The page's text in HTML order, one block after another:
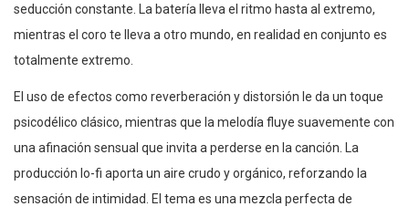
seducción constante. La batería lleva el ritmo hasta al extremo,
mientras el coro te lleva a otro mundo, en realidad en conjunto es
totalmente extremo.
El uso de efectos como reverberación y distorsión le da un toque
psicodélico clásico, mientras que la melodía fluye suavemente con
una afinación sensual que invita a perderse en la canción. La
producción lo-fi aporta un aire crudo y orgánico, reforzando la
sensación de intimidad. El tema es una mezcla perfecta de